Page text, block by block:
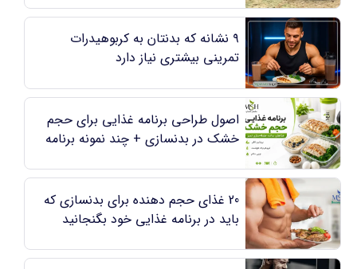
۹ نشانه که بدنتان به کربوهیدرات
تمرینی بیشتری نیاز دارد
اصول طراحی برنامه غذایی برای حجم
خشک در بدنسازی + چند نمونه برنامه
20 غذای حجم دهنده برای بدنسازی که
باید در برنامه غذایی خود بگنجانید